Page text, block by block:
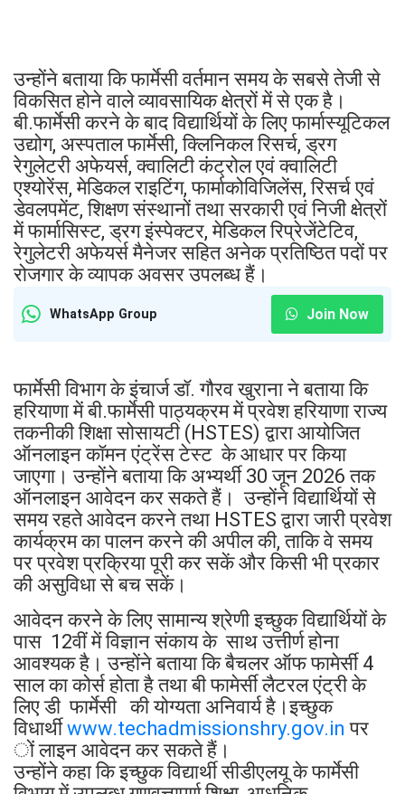
उन्होंने बताया कि फार्मेसी वर्तमान समय के सबसे तेजी से
विकसित होने वाले व्यावसायिक क्षेत्रों में से एक है।
बी.फार्मेसी करने के बाद विद्यार्थियों के लिए फार्मास्यूटिकल
उद्योग, अस्पताल फार्मेसी, क्लिनिकल रिसर्च, ड्रग
रेगुलेटरी अफेयर्स, क्वालिटी कंट्रोल एवं क्वालिटी
एश्योरेंस, मेडिकल राइटिंग, फार्माकोविजिलेंस, रिसर्च एवं
डेवलपमेंट, शिक्षण संस्थानों तथा सरकारी एवं निजी क्षेत्रों
में फार्मासिस्ट, ड्रग इंस्पेक्टर, मेडिकल रिप्रेजेंटेटिव,
रेगुलेटरी अफेयर्स मैनेजर सहित अनेक प्रतिष्ठित पदों पर
रोजगार के व्यापक अवसर उपलब्ध हैं।
WhatsApp Group Join Now
फार्मेसी विभाग के इंचार्ज डॉ. गौरव खुराना ने बताया कि
हरियाणा में बी.फार्मेसी पाठ्यक्रम में प्रवेश हरियाणा राज्य
तकनीकी शिक्षा सोसायटी (HSTES) द्वारा आयोजित
ऑनलाइन कॉमन एंट्रेंस टेस्ट के आधार पर किया
जाएगा। उन्होंने बताया कि अभ्यर्थी 30 जून 2026 तक
ऑनलाइन आवेदन कर सकते हैं। उन्होंने विद्यार्थियों से
समय रहते आवेदन करने तथा HSTES द्वारा जारी प्रवेश
कार्यक्रम का पालन करने की अपील की, ताकि वे समय
पर प्रवेश प्रक्रिया पूरी कर सकें और किसी भी प्रकार
की असुविधा से बच सकें।
आवेदन करने के लिए सामान्य श्रेणी इच्छुक विद्यार्थियों के
पास 12वीं में विज्ञान संकाय के साथ उत्तीर्ण होना
आवश्यक है। उन्होंने बताया कि बैचलर ऑफ फामेर्सी 4
साल का कोर्स होता है तथा बी फामेर्सी लैटरल एंट्री के
लिए डी फार्मेसी की योग्यता अनिवार्य है।इच्छुक
विधार्थीwww.techadmissionshry.gov.in पर
ों लाइन आवेदन कर सकते हैं।
उन्होंने कहा कि इच्छुक विद्यार्थी सीडीएलयू के फार्मेसी